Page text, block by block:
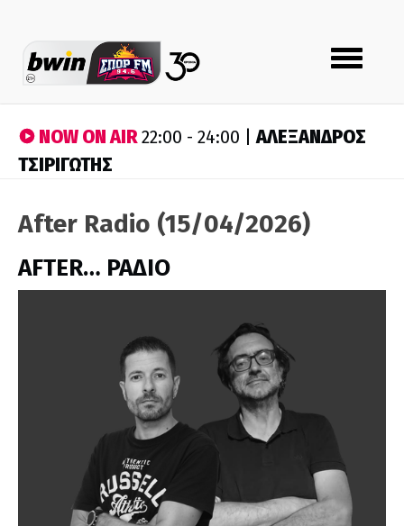
Toggle
navigation
NOW ON AIR22:00 - 24:00 |ΑΛΕΞΑΝΔΡΟΣ
ΤΣΙΡΙΓΩΤΗΣ
After Radio (15/04/2026)
AFTER… ΡΑΔΙΟ